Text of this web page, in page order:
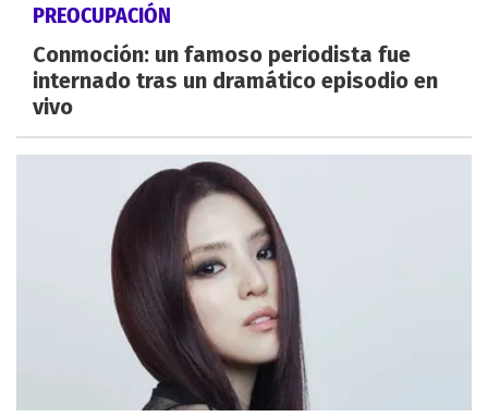
PREOCUPACIÓN
Conmoción: un famoso periodista fue
internado tras un dramático episodio en
vivo